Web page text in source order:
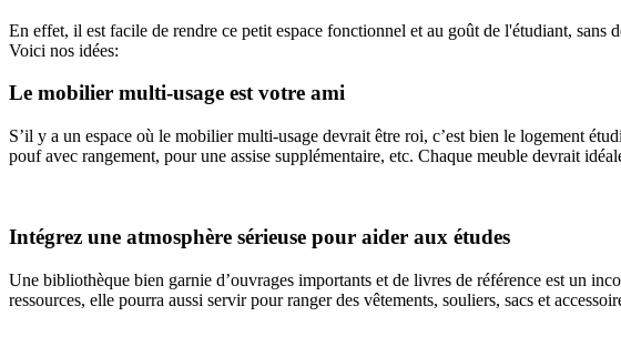
En effet, il est facile de rendre ce petit espace fonctionnel et au goût de l'étudiant,
Voici nos idées:
Le mobilier multi-usage est votre ami
S’il y a un espace où le mobilier multi-usage devrait être roi, c’est bien le logement
pouf avec rangement, pour une assise supplémentaire, etc. Chaque meuble devrait
Intégrez une atmosphère sérieuse pour aider aux études
Une bibliothèque bien garnie d’ouvrages importants et de livres de référence est un
ressources, elle pourra aussi servir pour ranger des vêtements, souliers, sacs et